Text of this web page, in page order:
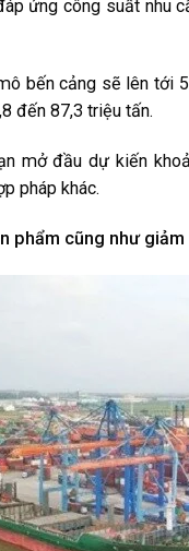
ứng công suất nhu
bến cảng sẽ lên tới
đến 87,3 triệu tấn.
mở đầu dự kiến
pháp khác.
phẩm cũng như